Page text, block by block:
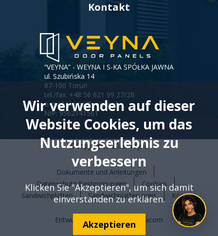
Kontakt
“VEYNA” - WEYNA I S-KA SPÓŁKA JAWNA
ul. Szubińska 14
87-100 Toruń
tel./fax. +48 56 621 99 27/28
e-mail:veyna@veyna.pl
NIP: 9562141561
©Copyrights 2026 Veyna
stopki
Dokumente und Anleitungen
Datenschutz Bestimmungen
Cookies
Sandwichplatten
Sandwichplatten preis Kontakt
Entwurf und Ausführung Vobacom Will
Wir verwenden auf dieser
Website Cookies, um das
Nutzungserlebnis zu
verbessern
Klicken Sie "Akzeptieren", um sich damit
einverstanden zu erklären.
Akzeptieren